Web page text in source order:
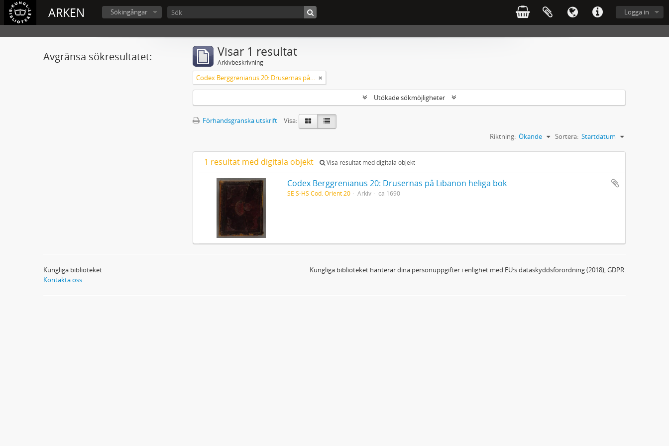
ARKEN Logga in
Sökingångar
Avgränsa sökresultatet: Visar 1 resultat
Arkivbeskrivning
Codex Berggrenianus 20: Drusernas på Libanon heliga bok
Utökade sökmöjligheter
Förhandsgranska utskrift
Visa:
Sortera: Startdatum
Riktning: Ökande
1 resultat med digitala objekt Visa resultat med digitala objekt
Codex Berggrenianus 20: Drusernas på Libanon heliga bok
SE S-HS Cod. Orient 20 Arkiv ca 1690
Kungliga biblioteket
Kontakta oss
Kungliga biblioteket hanterar dina personuppgifter i enlighet med EU:s dataskyddsförordning (2018), GDPR.